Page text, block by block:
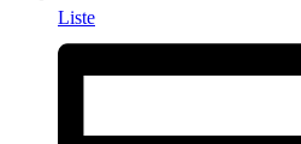
Liste